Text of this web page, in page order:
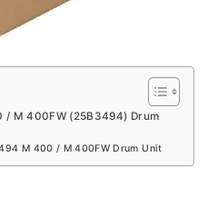
/ M 400FW (25B3494) Drum
M 400 / M 400FW Drum Unit